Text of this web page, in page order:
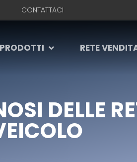
CONTATTACI
PRODOTTI RETE
DELLE